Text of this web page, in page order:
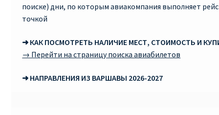
Рим
Райнэйр на русском
поиске) дни, по которым авиакомпания выполняет
точкой
➜ КАК ПОСМОТРЕТЬ НАЛИЧИЕ МЕСТ, СТОИМОСТЬ И
→ Перейти на страницу поиска авиабилетов
➜ НАПРАВЛЕНИЯ ИЗ ВАРШАВЫ 2026-2027